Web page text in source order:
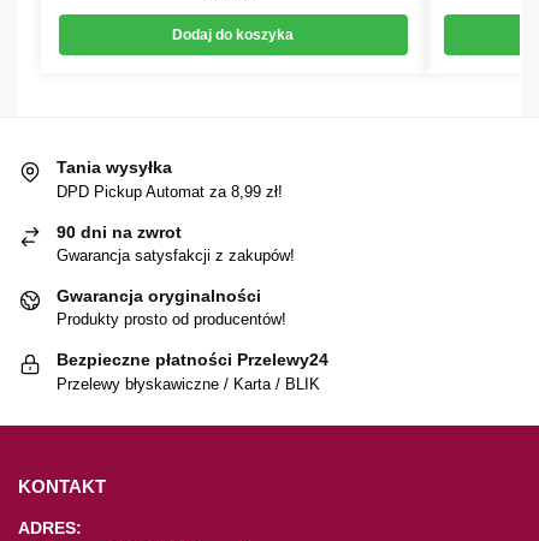
Dodaj do koszyka
Tania wysyłka
DPD Pickup Automat za 8,99 zł!
90 dni na zwrot
Gwarancja satysfakcji z zakupów!
Gwarancja oryginalności
Produkty prosto od producentów!
Bezpieczne płatności Przelewy24
Przelewy błyskawiczne / Karta / BLIK
KONTAKT
ADRES: